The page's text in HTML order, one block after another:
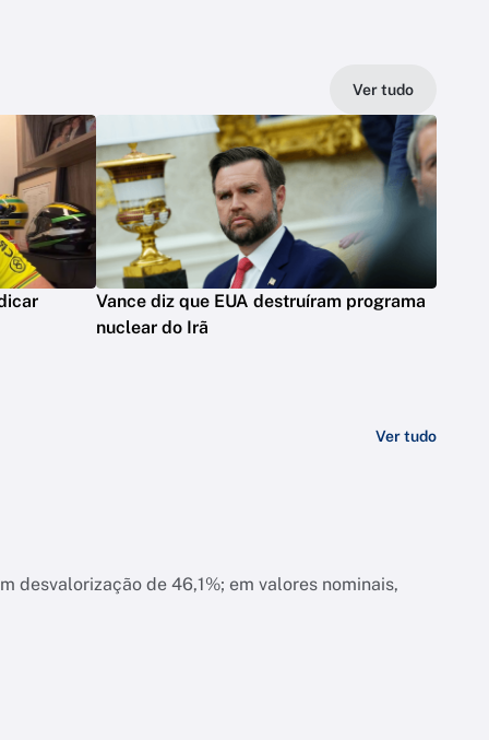
Ver tudo
Vance diz que EUA destruíram programa
nuclear do Irã
Ver tudo
desvalorização de 46,1%; em valores nominais,